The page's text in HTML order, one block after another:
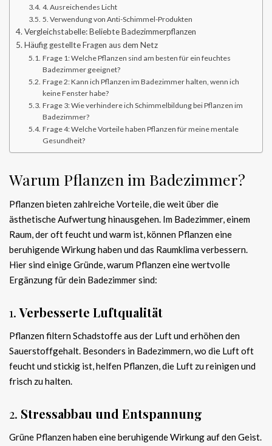
4. Ausreichendes Licht
5. Verwendung von Anti-Schimmel-Produkten
Vergleichstabelle: Beliebte Badezimmerpflanzen
Häufig gestellte Fragen aus dem Netz
Frage 1: Welche Pflanzen sind am besten für ein feuchtes
Badezimmer geeignet?
Frage 2: Kann ich Pflanzen im Badezimmer halten, wenn ich
keine Fenster habe?
Frage 3: Wie verhindere ich Schimmelbildung bei Pflanzen im
Badezimmer?
Frage 4: Welche Vorteile haben Pflanzen für meine mentale
Gesundheit?
Warum Pflanzen im Badezimmer?
Pflanzen bieten zahlreiche Vorteile, die weit über die
ästhetische Aufwertung hinausgehen. Im Badezimmer, einem
Raum, der oft feucht und warm ist, können Pflanzen eine
beruhigende Wirkung haben und das Raumklima verbessern.
Hier sind einige Gründe, warum Pflanzen eine wertvolle
Ergänzung für dein Badezimmer sind:
1.Verbesserte Luftqualität
Pflanzen filtern Schadstoffe aus der Luft und erhöhen den
Sauerstoffgehalt. Besonders in Badezimmern, wo die Luft oft
feucht und stickig ist, helfen Pflanzen, die Luft zu reinigen und
frisch zu halten.
2. Stressabbau und Entspannung
Grüne Pflanzen haben eine beruhigende Wirkung auf den Geist.